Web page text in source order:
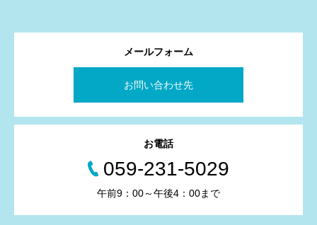
メールフォーム
お問い合わせ先
お電話
059-231-5029
午前9：00～午後4：00まで